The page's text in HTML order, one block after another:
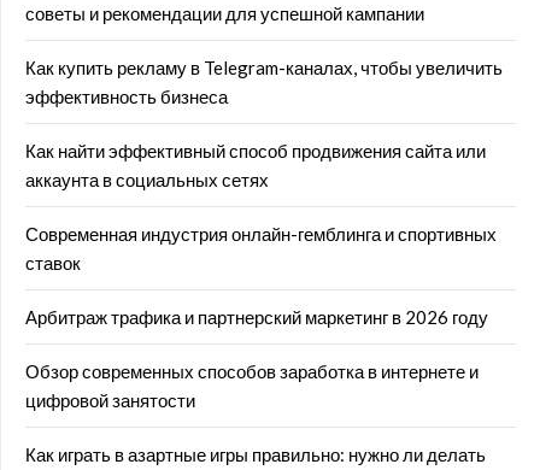
советы и рекомендации для успешной кампании
Как купить рекламу в Telegram-каналах, чтобы увеличить
эффективность бизнеса
Как найти эффективный способ продвижения сайта или
аккаунта в социальных сетях
Современная индустрия онлайн-гемблинга и спортивных
ставок
Арбитраж трафика и партнерский маркетинг в 2026 году
Обзор современных способов заработка в интернете и
цифровой занятости
Как играть в азартные игры правильно: нужно ли делать